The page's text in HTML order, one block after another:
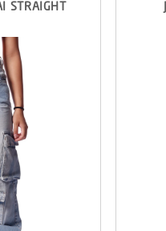
STRAIGHT